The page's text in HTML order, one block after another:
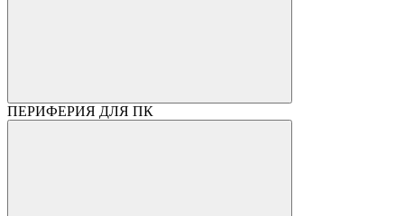
ПЕРИФЕРИЯ ДЛЯ ПК